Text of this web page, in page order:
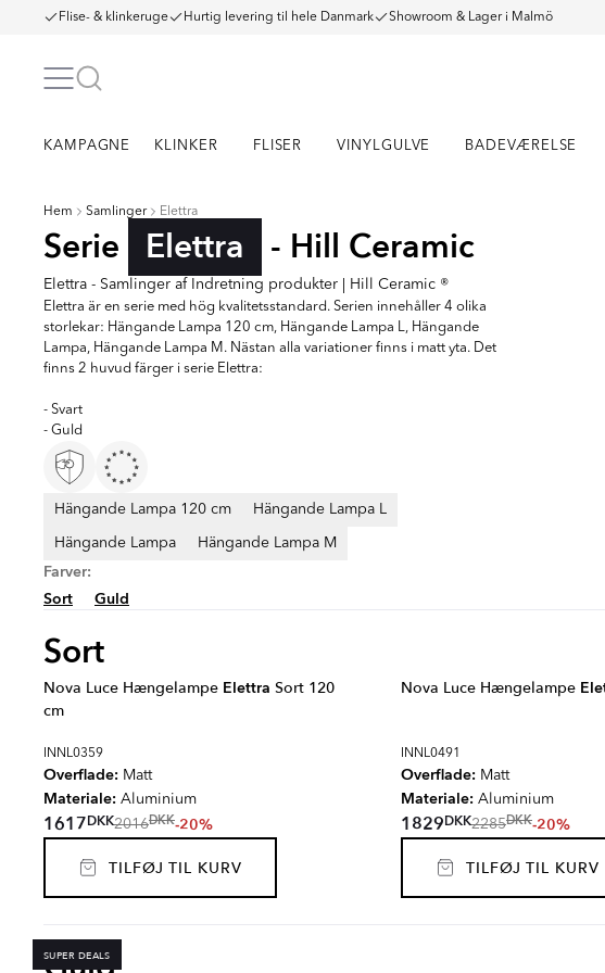
Flise- & klinkeruge Hurtig levering til hele Danmark Showroom & Lager i Malmö
KAMPAGNE KLINKER FLISER VINYLGULVE BADEVÆRELSE
Hem Samlinger Elettra
Serie Elettra - Hill Ceramic
Elettra - Samlinger af Indretning produkter | Hill Ceramic ®
Elettra är en serie med hög kvalitetsstandard. Serien innehåller 4 olika
storlekar: Hängande Lampa 120 cm, Hängande Lampa L, Hängande
Lampa, Hängande Lampa M. Nästan alla variationer finns i matt yta. Det
finns 2 huvud färger i serie Elettra:
- Svart
- Guld
Hängande Lampa 120 cm Hängande Lampa L
Hängande Lampa Hängande Lampa M
Farver:
Sort
Guld
Sort
Nova Luce Hængelampe Elettra Sort 120
cm
INNL0359
Overflade: Matt
Materiale: Aluminium
1617DKK2016DKK-20%
TILFØJ TIL KURV
Nova Luce Hængelampe
INNL0491
Overflade: Matt
Materiale: Aluminium
1829DKK2285DKK-20%
TILFØJ TIL KURV
SUPER DEALS